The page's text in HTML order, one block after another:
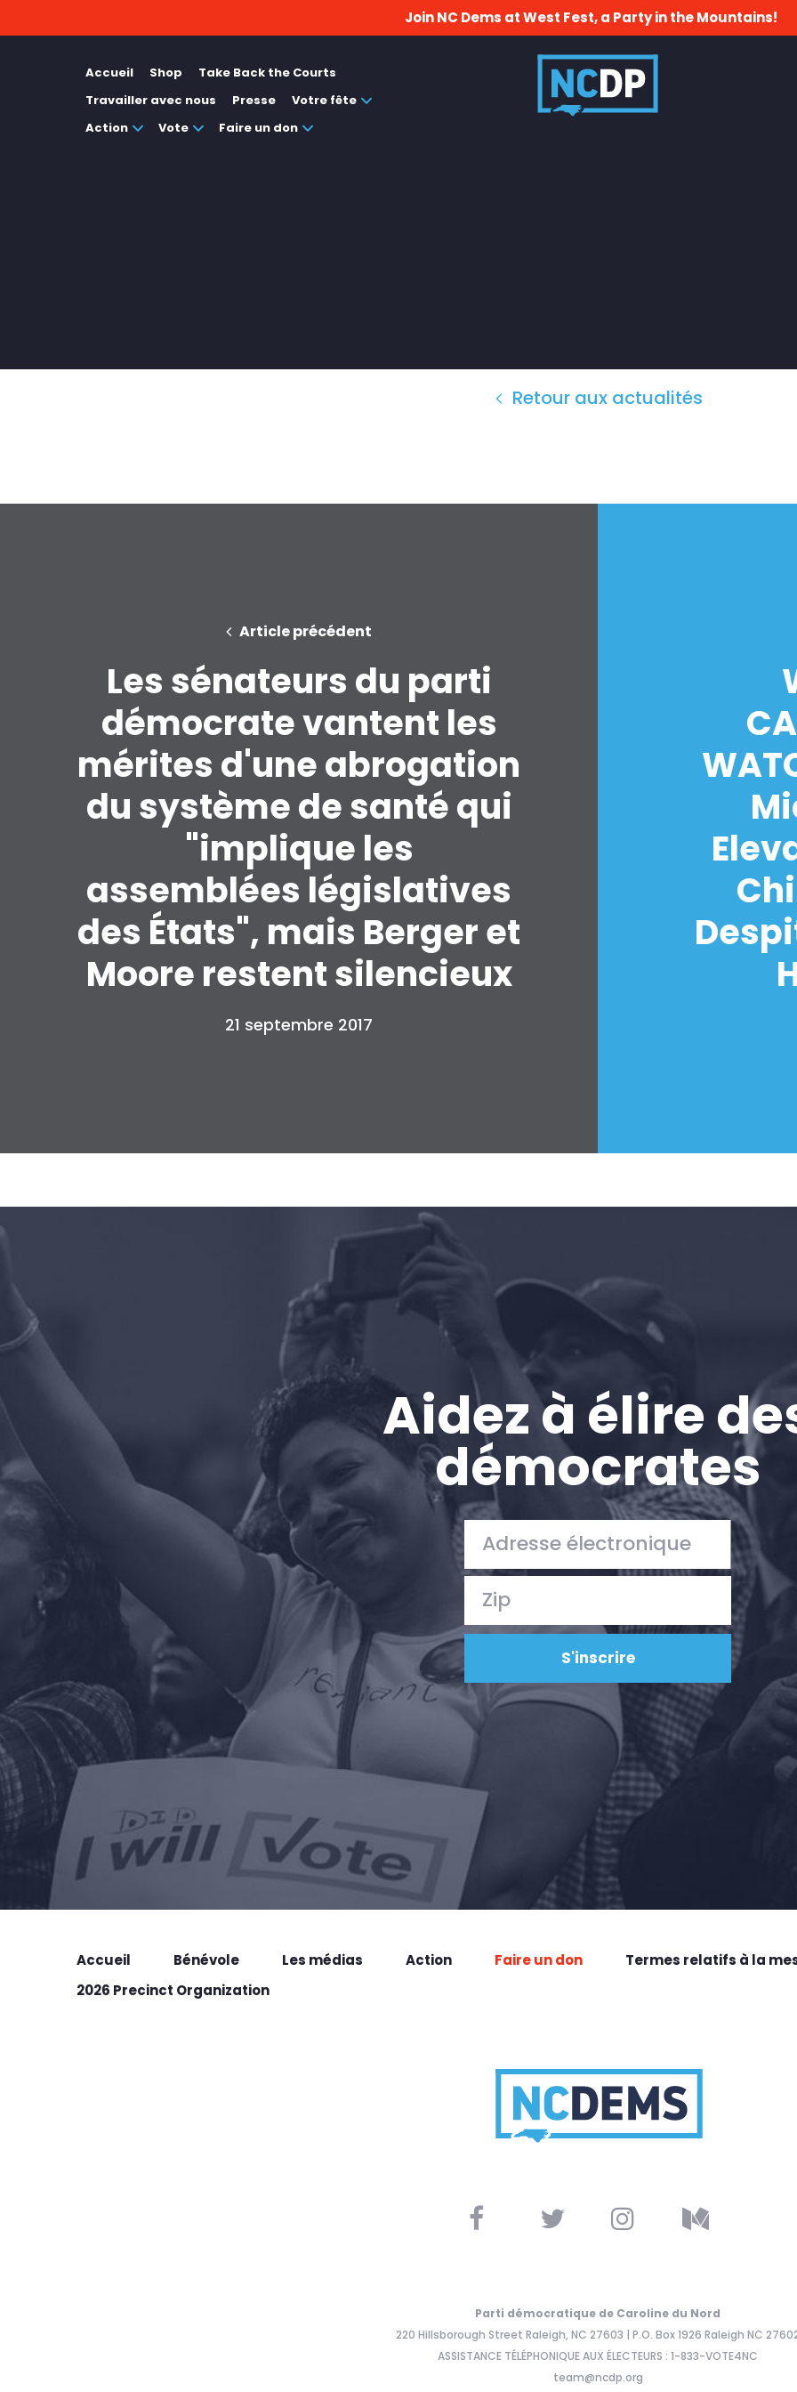
Shop
Take Back the Courts
Travailler avec nous
Action
Vote
Faire un don
Join NC Dems at West Fest, a Party in the Mountains!
Accueil Shop
Take Back the Courts
Travailler avec nous
Presse
Votre fête
Action
Vote Faire un don
Retour aux actualités
Article précédent
Les sénateurs du parti
démocrate vantent les
mérites d'une abrogation
du système de santé qui
"implique les
assemblées législatives
des États", mais Berger et
Moore restent silencieux
21 septembre 2017
Aidez à élire
démocrates
Accueil Bénévole Les médias Action Faire un don
Termes relatifs à la
2026 Precinct Organization
Parti démocratique de Caroline du Nord
220 Hillsborough Street Raleigh, NC 27603 | P.O. Box 1926 Raleigh NC
ASSISTANCE TÉLÉPHONIQUE AUX ÉLECTEURS : 1-833-VOTE4NC
team@ncdp.org